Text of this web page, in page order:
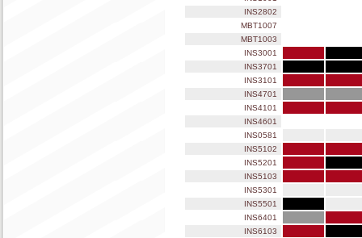
INS2802
MBT1007
MBT1003
INS3001
INS3701
INS3101
INS4701
INS4101
INS4601
INS0581
INS5102
INS5201
INS5103
INS5301
INS5501
INS6401
INS6103